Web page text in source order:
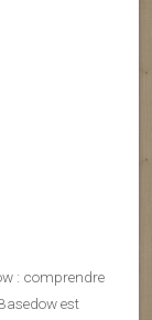
: comprendre
est